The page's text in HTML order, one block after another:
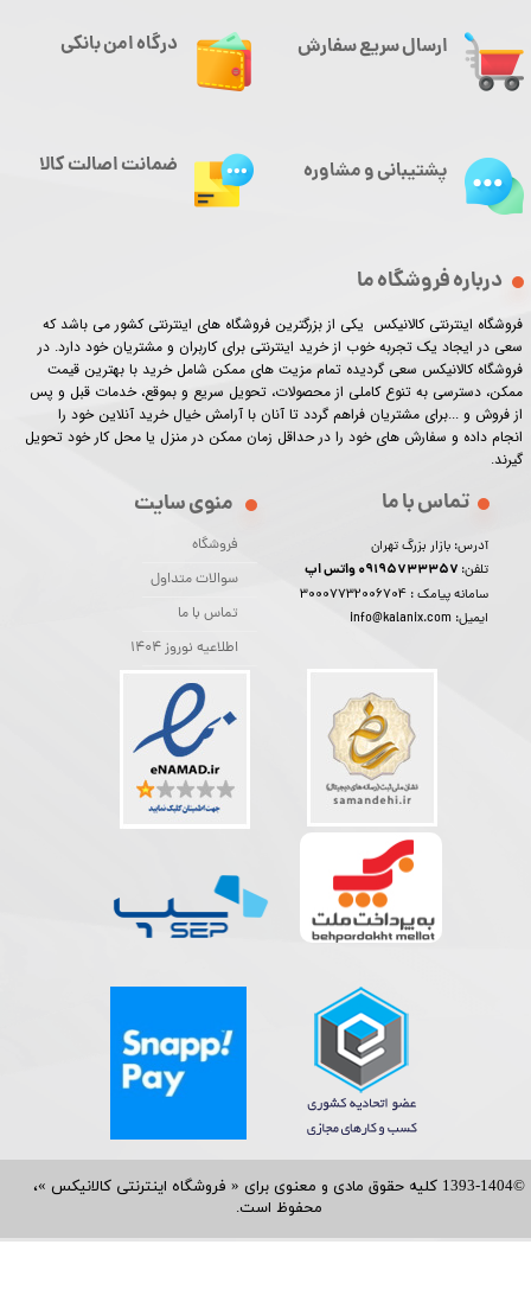
©1393-1404 کلیه حقوق مادی و معنوی برای « فروشگاه اینترنتی کالانیکس »،
محفوظ است.​​​​​​​
ارسال سریع سفارش
درباره فروشگاه ما
فروشگاه اینترنتی کالانیکس یکی از بزرگترین فروشگاه های اینترنتی کشور می باشد که
سعی در ایجاد یک تجربه خوب از خرید اینترنتی برای کاربران و مشتریان خود دارد. در
فروشگاه کالانیکس سعی گردیده تمام مزیت های ممکن شامل خرید با بهترین قیمت
ممکن، دسترسی به تنوع کاملی از محصولات، تحویل سریع و بموقع، خدمات قبل و پس
از فروش و ...برای مشتریان فراهم گردد تا آنان با آرامش خیال خرید آنلاین خود را
انجام داده و سفارش های خود را در حداقل زمان ممکن در منزل یا محل کار خود تحویل
گیرند.​​​​​​​
منوی سایت
فروشگاه
سوالات متداول
تماس با ما
اطلاعیه نوروز 1404
تماس با ما
آدرس: بازار بزرگ تهران
تلفن:
سامانه پیامک : 30007732006704
ایمیل: info@kalanix.com
درگاه امن بانکی
پشتیبانی و مشاوره ضمانت اصالت کالا